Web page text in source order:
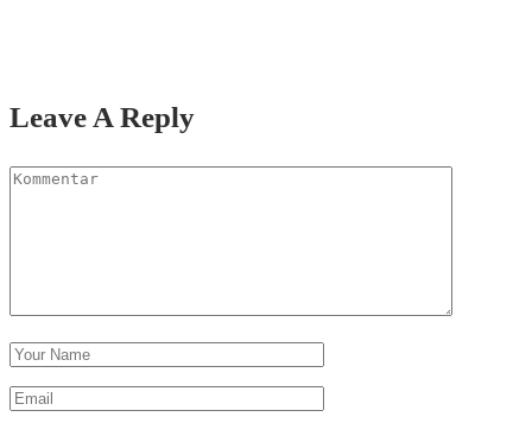
Leave A Reply